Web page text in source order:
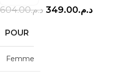
د.م.604.00 د.م.349.00
POUR
Femme